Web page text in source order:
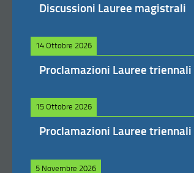
Discussioni Lauree magistrali
14 Ottobre 2026
Proclamazioni Lauree triennali
15 Ottobre 2026
Proclamazioni Lauree triennali
5 Novembre 2026